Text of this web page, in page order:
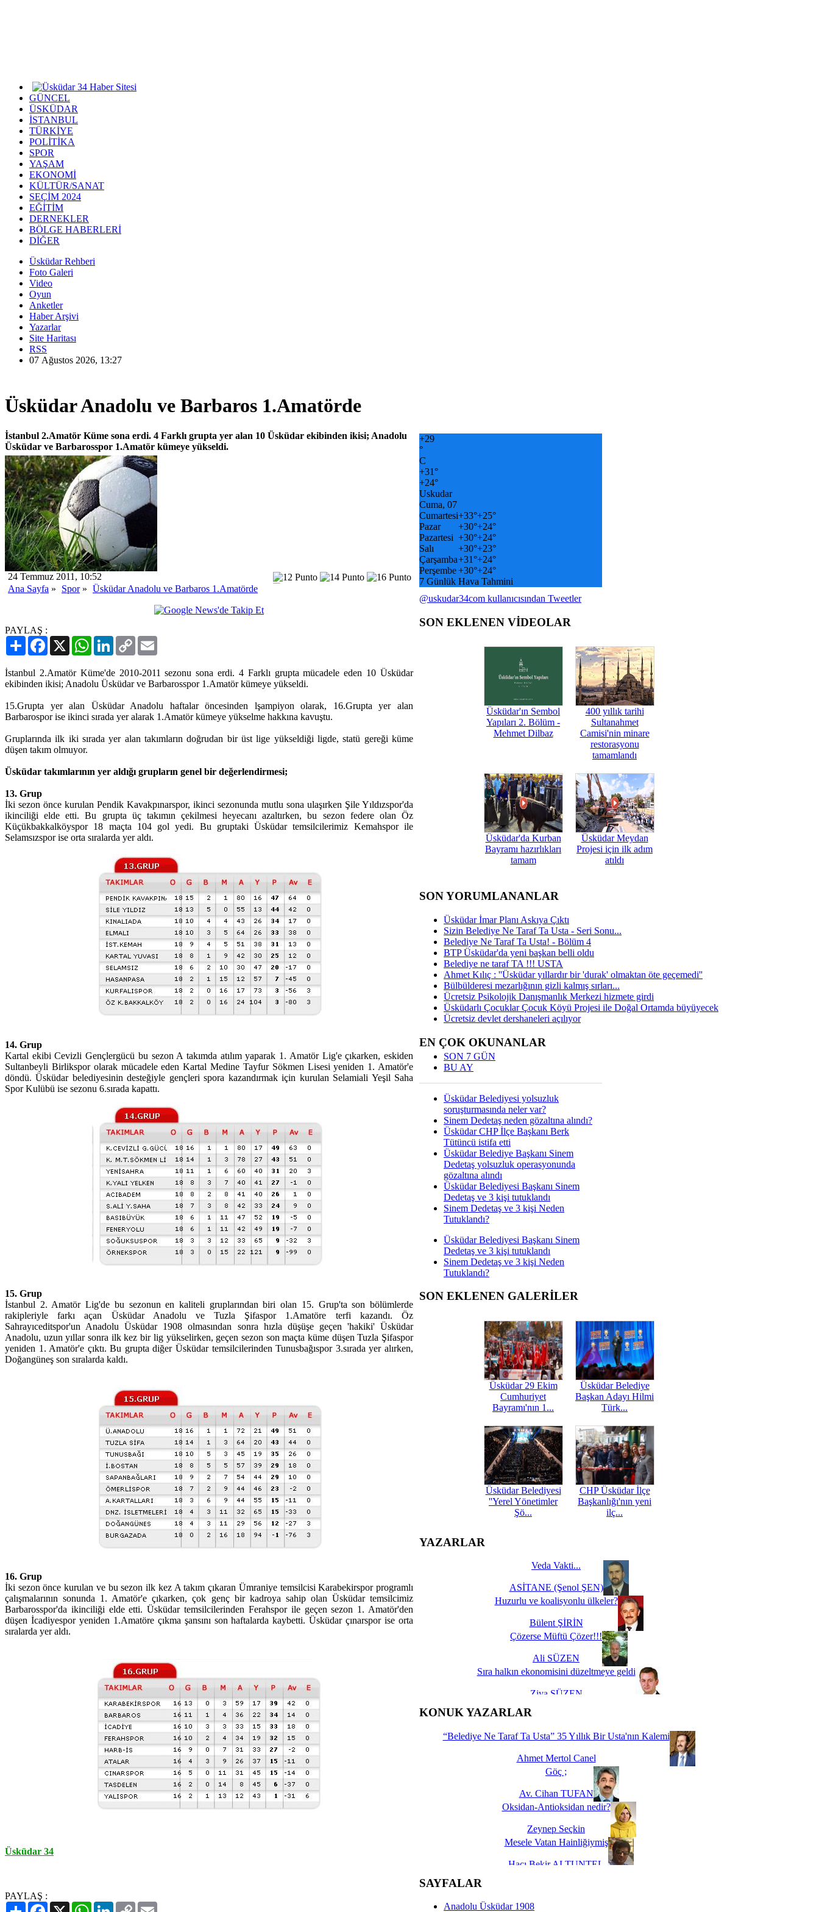
GÜNCEL
ÜSKÜDAR
İSTANBUL
TÜRKİYE
POLİTİKA
SPOR
YAŞAM
EKONOMİ
KÜLTÜR/SANAT
SEÇİM 2024
EĞİTİM
DERNEKLER
BÖLGE HABERLERİ
DİĞER
Üsküdar Rehberi
Foto Galeri
Video
Oyun
Anketler
Haber Arşivi
Yazarlar
Site Haritası
RSS
07 Ağustos 2026, 13:27
Üsküdar Anadolu ve Barbaros 1.Amatörde
İstanbul 2.Amatör Küme sona erdi. 4 Farklı grupta yer alan 10 Üsküdar ekibinden ikisi; Anadolu
Üsküdar ve Barbarosspor 1.Amatör kümeye yükseldi.
24 Temmuz 2011, 10:52
Ana Sayfa » Spor» Üsküdar Anadolu ve Barbaros 1.Amatörde
PAYLAŞ :
PaylaşFacebook
X WhatsAppLinkedIn
Copy
Link
İstanbul 2.Amatör Küme'de 2010-2011 sezonu sona erdi. 4 Farklı grupta mücadele eden 10 Üsküdar
ekibinden ikisi; Anadolu Üsküdar ve Barbarosspor 1.Amatör kümeye yükseldi.
15.Grupta yer alan Üsküdar Anadolu haftalar öncesinden lşampiyon olarak, 16.Grupta yer alan
Barbarospor ise ikinci sırada yer alarak 1.Amatör kümeye yükselme hakkına kavuştu.
Gruplarında ilk iki sırada yer alan takımların doğrudan bir üst lige yükseldiği ligde, statü gereği küme
düşen takım olmuyor.
Üsküdar takımlarının yer aldığı grupların genel bir değerlendirmesi;
13. Grup
İki sezon önce kurulan Pendik Kavakpınarspor, ikinci sezonunda mutlu sona ulaşırken Şile Yıldızspor'da
ikinciliği elde etti. Bu grupta üç takımın çekilmesi heyecanı azaltırken, bu sezon federe olan Öz
Küçükbakkalköyspor 18 maçta 104 gol yedi. Bu gruptaki Üsküdar temsilcilerimiz Kemahspor ile
Selamsızspor ise orta sıralarda yer aldı.
14. Grup
Kartal ekibi Cevizli Gençlergücü bu sezon A takımda atılım yaparak 1. Amatör Lig'e çıkarken, eskiden
Sultanbeyli Birlikspor olarak mücadele eden Kartal Medine Tayfur Sökmen Lisesi yeniden 1. Amatör'e
döndü. Üsküdar belediyesinin desteğiyle gençleri spora kazandırmak için kurulan Selamiali Yeşil Saha
Spor Kulübü ise sezonu 6.sırada kapattı.
15. Grup
İstanbul 2. Amatör Lig'de bu sezonun en kaliteli gruplarından biri olan 15. Grup'ta son bölümlerde
rakipleriyle farkı açan Üsküdar Anadolu ve Tuzla Şifaspor 1.Amatöre terfi kazandı. Öz
Sahrayıceditspor'un Anadolu Üsküdar 1908 olmasından sonra hızla düşüşe geçen 'hakiki' Üsküdar
Anadolu, uzun yıllar sonra ilk kez bir lig yükselirken, geçen sezon son maçta küme düşen Tuzla Şifaspor
yeniden 1. Amatör'e çıktı. Bu grupta diğer Üsküdar temsilcilerinden Tunusbağıspor 3.sırada yer alırken,
Doğangüneş son sıralarda kaldı.
16. Grup
İki sezon önce kurulan ve bu sezon ilk kez A takım çıkaran Ümraniye temsilcisi Karabekirspor programlı
çalışmalarının sonunda 1. Amatör'e çıkarken, çok genç bir kadroya sahip olan Üsküdar temsilcimiz
Barbarosspor'da ikinciliği elde etti. Üsküdar temsilcilerinden Ferahspor ile geçen sezon 1. Amatör'den
düşen İcadiyespor yeniden 1.Amatöre çıkma şansını son haftalarda kaybetti. Üsküdar çınarspor ise orta
sıralarda yer aldı.
Üsküdar 34
PAYLAŞ :
PaylaşFacebook
X WhatsAppLinkedIn
Copy
+29
°
C
+31°
+24°
Uskudar
Cuma, 07
Cumartesi+33°+25°
Pazar
+30°+24°
Pazartesi +30°+24°
Salı
+30°+23°
Çarşamba+31°+24°
Perşembe+30°+24°
7 Günlük Hava Tahmini
@uskudar34com kullanıcısından Tweetler
SON EKLENEN VİDEOLAR
Üsküdar'ın Sembol
Yapıları 2. Bölüm -
Mehmet Dilbaz
400 yıllık tarihi
Sultanahmet
Camisi'nin minare
restorasyonu
tamamlandı
Üsküdar'da Kurban
Bayramı hazırlıkları
tamam
Üsküdar Meydan
Projesi için ilk adım
atıldı
SON YORUMLANANLAR
Üsküdar İmar Planı Askıya Çıktı
Sizin Belediye Ne Taraf Ta Usta - Seri Sonu...
Belediye Ne Taraf Ta Usta! - Bölüm 4
BTP Üsküdar'da yeni başkan belli oldu
Belediye ne taraf TA !!! USTA
Ahmet Kılıç : ''Üsküdar yıllardır bir 'durak' olmaktan öte geçemedi''
Bülbülderesi mezarlığının gizli kalmış sırları...
Ücretsiz Psikolojik Danışmanlık Merkezi hizmete girdi
Üsküdarlı Çocuklar Çocuk Köyü Projesi ile Doğal Ortamda büyüyecek
Ücretsiz devlet dershaneleri açılıyor
EN ÇOK OKUNANLAR
SON 7 GÜN
BU AY
Üsküdar Belediyesi yolsuzluk
soruşturmasında neler var?
Sinem Dedetaş neden gözaltına alındı?
Üsküdar CHP İlçe Başkanı Berk
Tütüncü istifa etti
Üsküdar Belediye Başkanı Sinem
Dedetaş yolsuzluk operasyonunda
gözaltına alındı
Üsküdar Belediyesi Başkanı Sinem
Dedetaş ve 3 kişi tutuklandı
Sinem Dedetaş ve 3 kişi Neden
Tutuklandı?
Üsküdar Belediyesi Başkanı Sinem
Dedetaş ve 3 kişi tutuklandı
Sinem Dedetaş ve 3 kişi Neden
Tutuklandı?
SON EKLENEN GALERİLER
Üsküdar 29 Ekim
Cumhuriyet
Bayramı'nın 1...
Üsküdar Belediye
Başkan Adayı Hilmi
Türk...
Üsküdar Belediyesi
''Yerel Yönetimler
Şö...
CHP Üsküdar İlçe
Başkanlığı'nın yeni
ilç...
YAZARLAR
Veda Vakti...
ASİTANE (Şenol ŞEN)
Huzurlu ve koalisyonlu ülkeler?
Bülent ŞİRİN
Çözerse Müftü Çözer!!!
Ali SÜZEN
Sıra halkın ekonomisini düzeltmeye geldi
Ziya SÜZEN
İşte Biz buyuz...
KONUK YAZARLAR
“Belediye Ne Taraf Ta Usta” 35 Yıllık Bir Usta'nın Kalemi
Ahmet Mertol Canel
Göç ;
Av. Cihan TUFAN
Oksidan-Antioksidan nedir?
Zeynep Seçkin
Mesele Vatan Hainliğiymiş
Hacı Bekir ALTUNTEL
SAYFALAR
Anadolu Üsküdar 1908